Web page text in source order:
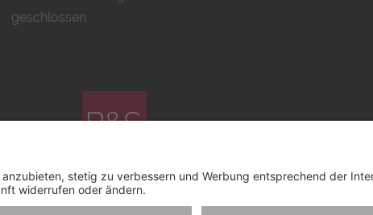
geschlossen
Bachmann & Scher GmbH / Watchandco GmbH